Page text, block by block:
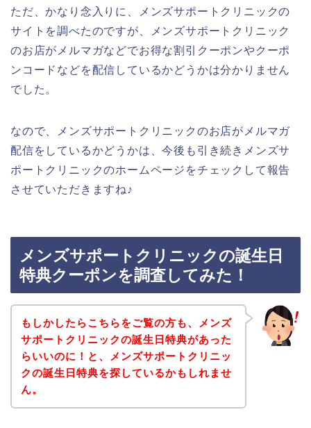
ただ、かなり念入りに、メンズサポートクリニックの
サイトを調べたのですが、メンズサポートクリニック
のお店がメルマガなどでお得な割引クーポンやクーポ
ンコードなどを配信しているかどうかは分かりません
でした。
なので、メンズサポートクリニックのお店がメルマガ
配信をしているかどうかは、今後も引き続きメンズサ
ポートクリニックのホームページをチェックして報告
させていただきますね♪
メンズサポートクリニックの誕生日
特典クーポンを調査してみた！
もしかしたらこちらをご覧の方も、メンズ
サポートクリニックの誕生日特典があった
らいいのに！と、メンズサポートクリニッ
クの誕生日特典を探しているかもしれませ
ん。